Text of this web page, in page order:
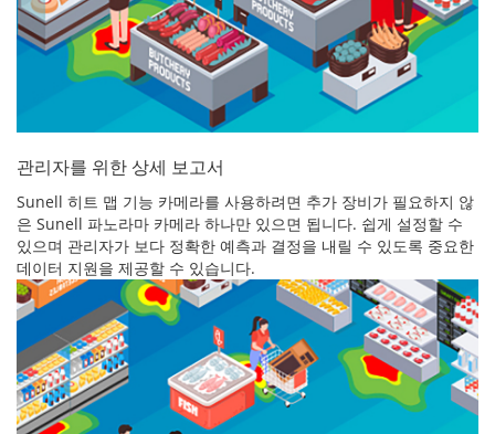
관리자를 위한 상세 보고서
Sunell 히트 맵 기능 카메라를 사용하려면 추가 장비가 필요하지 않
은 Sunell 파노라마 카메라 하나만 있으면 됩니다. 쉽게 설정할 수
있으며 관리자가 보다 정확한 예측과 결정을 내릴 수 있도록 중요한
데이터 지원을 제공할 수 있습니다.